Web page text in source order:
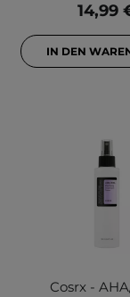
14,99
IN DEN
Cosrx -